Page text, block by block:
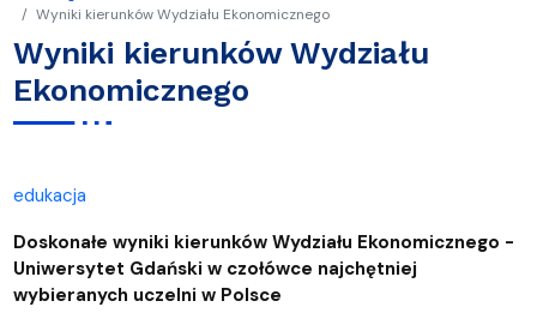
Wyniki kierunków Wydziału Ekonomicznego
Wyniki kierunków Wydziału
Ekonomicznego
edukacja
Doskonałe wyniki kierunków Wydziału Ekonomicznego -
Uniwersytet Gdański w czołówce najchętniej
wybieranych uczelni w Polsce